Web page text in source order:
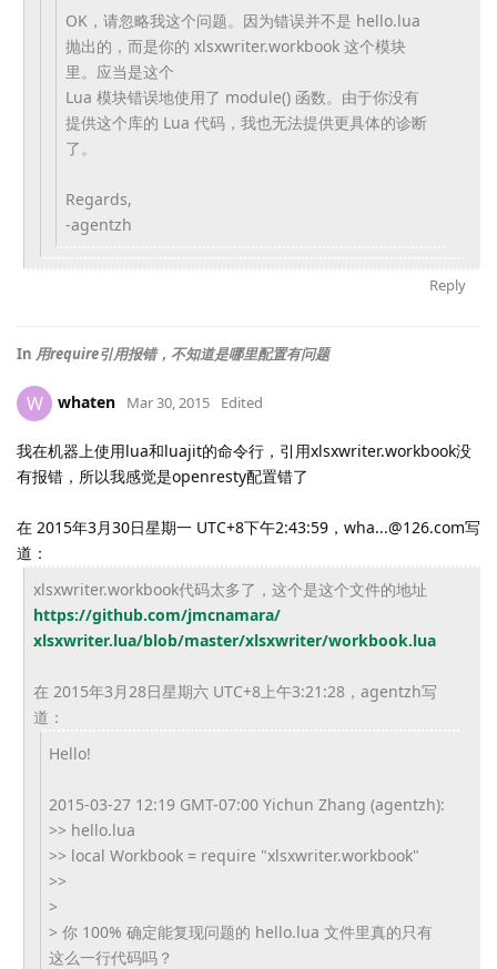
OK，请忽略我这个问题。因为错误并不是 hello.lua
抛出的，而是你的 xlsxwriter.workbook 这个模块
里。应当是这个
Lua 模块错误地使用了 module() 函数。由于你没有
提供这个库的 Lua 代码，我也无法提供更具体的诊断
了。
Regards,
-agentzh
Reply
In 用require引用报错，不知道是哪里配置有问题
W whaten Mar 30, 2015 Edited
我在机器上使用lua和luajit的命令行，引用xlsxwriter.workbook没
有报错，所以我感觉是openresty配置错了
在 2015年3月30日星期一 UTC+8下午2:43:59，wha...@126.com写
道：
xlsxwriter.workbook代码太多了， 这个是这个文件的地址
https://github.com/jmcnamara/
xlsxwriter.lua/blob/master/xlsxwriter/workbook.lua
在 2015年3月28日星期六 UTC+8上午3:21:28，agentzh写
道：
Hello!
2015-03-27 12:19 GMT-07:00 Yichun Zhang (agentzh):
>> hello.lua
>> local Workbook = require "xlsxwriter.workbook"
>>
>
> 你 100% 确定能复现问题的 hello.lua 文件里真的只有
这么一行代码吗？